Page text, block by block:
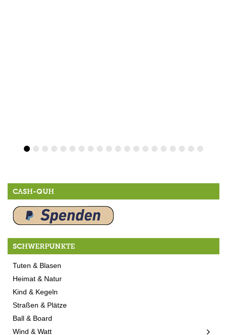
CASH-QUH
SCHWERPUNKTE
Tuten & Blasen
Heimat & Natur
Kind & Kegeln
Straßen & Plätze
Ball & Board
Wind & Watt